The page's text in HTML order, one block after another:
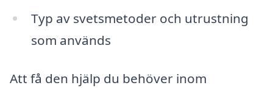
Typ av svetsmetoder och utrustning
som används
Att få den hjälp du behöver inom